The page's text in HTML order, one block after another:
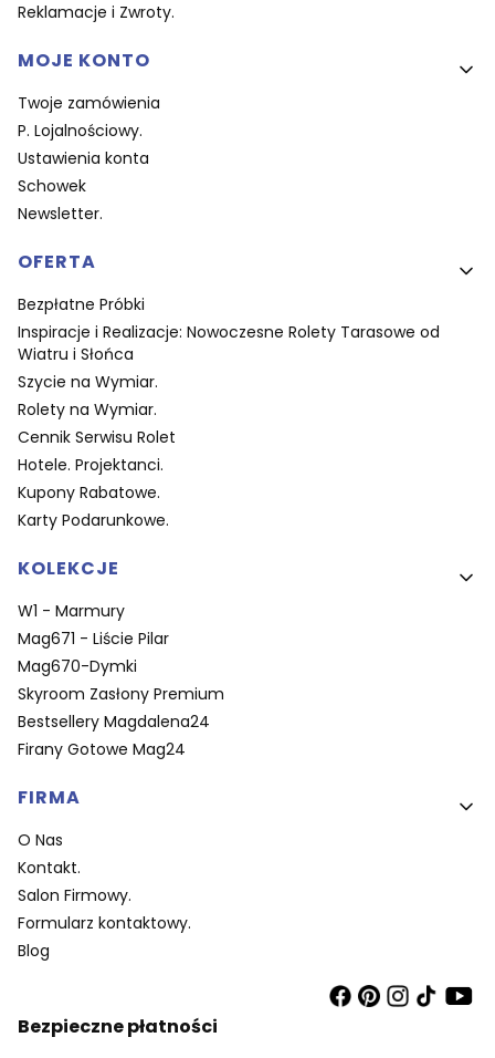
Reklamacje i Zwroty.
MOJE KONTO
Twoje zamówienia
P. Lojalnościowy.
Ustawienia konta
Schowek
Newsletter.
OFERTA
Bezpłatne Próbki
Inspiracje i Realizacje: Nowoczesne Rolety Tarasowe od
Wiatru i Słońca
Szycie na Wymiar.
Rolety na Wymiar.
Cennik Serwisu Rolet
Hotele. Projektanci.
Kupony Rabatowe.
Karty Podarunkowe.
KOLEKCJE
W1 - Marmury
Mag671 - Liście Pilar
Mag670-Dymki
Skyroom Zasłony Premium
Bestsellery Magdalena24
Firany Gotowe Mag24
FIRMA
O Nas
Kontakt.
Salon Firmowy.
Formularz kontaktowy.
Blog
Bezpieczne płatności